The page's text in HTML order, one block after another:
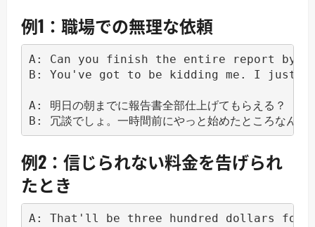
例1：職場での無理な依頼
A: Can you finish the entire report by
B: You've got to be kidding me. I just
A: 明日の朝までに報告書全部仕上げてもらえる？
例2：信じられない料金を告げられ
たとき
A: That'll be three hundred dollars for